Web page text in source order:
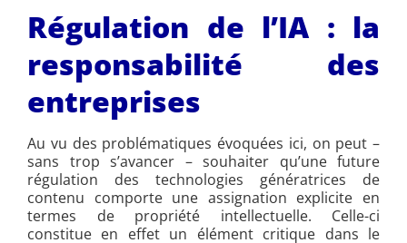
Régulation de l’IA : la
responsabilité des
entreprises
Au vu des problématiques évoquées ici, on peut –
sans trop s’avancer – souhaiter qu’une future
régulation des technologies génératrices de
contenu comporte une assignation explicite en
termes de propriété intellectuelle. Celle-ci
constitue en effet un élément critique dans le